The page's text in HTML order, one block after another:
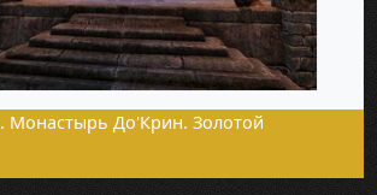
Монастырь До'Крин. Золотой